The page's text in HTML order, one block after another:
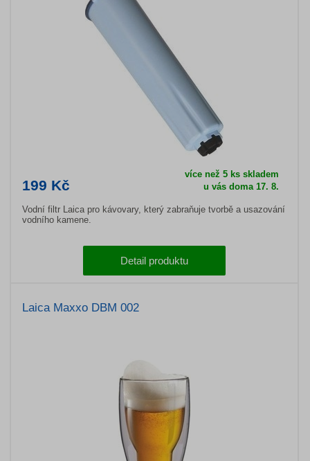
199 Kč
více než 5 ks skladem
u vás doma 17. 8.
Vodní filtr Laica pro kávovary, který zabraňuje tvorbě a usazování
vodního kamene.
Detail produktu
Laica Maxxo DBM 002